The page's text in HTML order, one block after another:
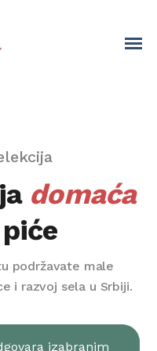
domaća
podržavate male
i razvoj sela u Srbiji.
izabranim